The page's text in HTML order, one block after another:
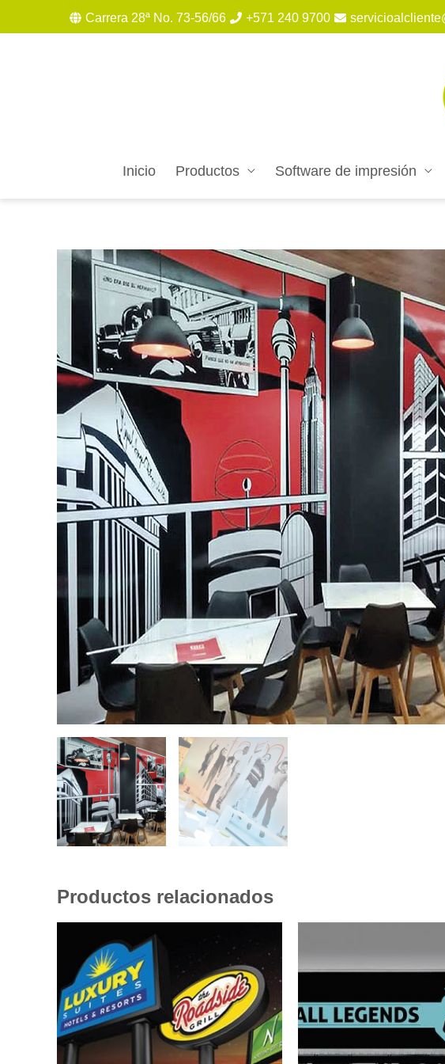
Carrera 28ª No. 73-56/66 +571 240 9700
Inicio Productos Software de impresión
Productos relacionados